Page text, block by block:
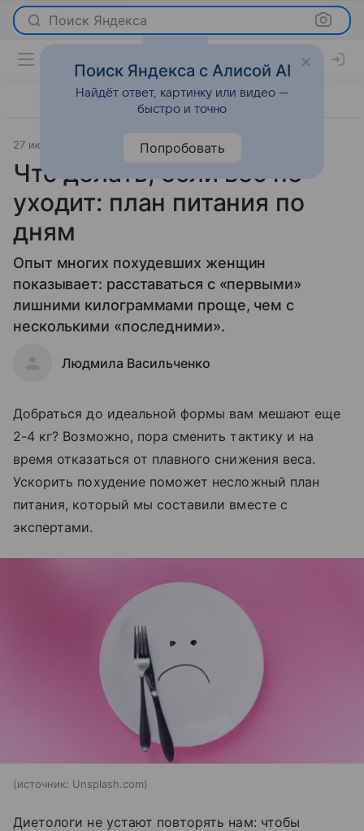
Поиск Яндекса
27 июня 2023
Что делать, если вес не
уходит: план питания по
дням
Опыт многих похудевших женщин
показывает: расставаться с «первыми»
лишними килограммами проще, чем с
несколькими «последними».
Людмила Васильченко
Добраться до идеальной формы вам мешают еще
2-4 кг? Возможно, пора сменить тактику и на
время отказаться от плавного снижения веса.
Ускорить похудение поможет несложный план
питания, который мы составили вместе с
экспертами.
источник: Unsplash.com
Диетологи не устают повторять нам: чтобы
Поиск Яндекса с Алисой AI
Найдёт ответ, картинку или видео —
быстро и точно
Попробовать